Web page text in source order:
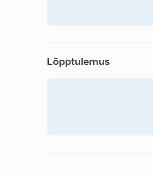
Lõpptulemus